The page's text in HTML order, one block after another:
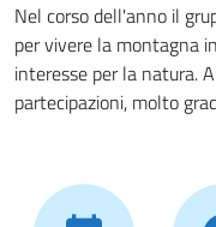
Nel corso dell'anno il
per vivere la montagna
interesse per la natura.
partecipazioni, molto